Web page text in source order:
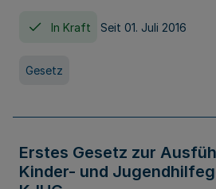
In Kraft Seit 01. Juli 2016
Gesetz
Erstes Gesetz zur
Kinder- und